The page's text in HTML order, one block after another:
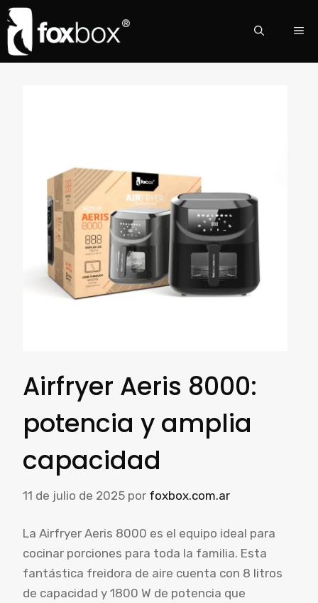
Airfryer Aeris 8000:
potencia y amplia
capacidad
11 de julio de 2025 por foxbox.com.ar
La Airfryer Aeris 8000 es el equipo ideal para
cocinar porciones para toda la familia. Esta
fantástica freidora de aire cuenta con 8 litros
de capacidad y 1800 W de potencia que